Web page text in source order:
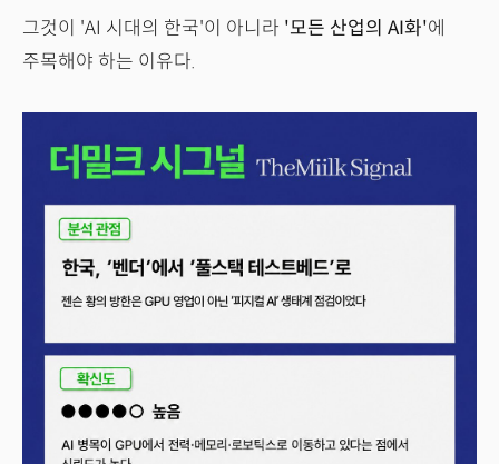
그것이 'AI 시대의 한국'이 아니라 '모든 산업의 AI화'에
주목해야 하는 이유다.